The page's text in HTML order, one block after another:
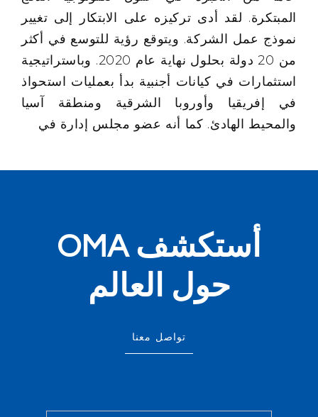
المبتكرة. لقد أدى تركيزه على الابتكار إلى تغيير
نموذج عمل الشركة. ويتوقع رؤية للتوسع في أكثر
من 20 دولة بحلول نهاية عام 2020. وباستراتيجية
استثمارات في كيانات أجنبية بدأ بعمليات استحواذ
في إفريقيا وأوروبا الشرقية ومنطقة آسيا
والمحيط الهادئ. كما أنه عضو مجلس إدارة في
أستكشف OMA
حول العالم
تواصل معنا